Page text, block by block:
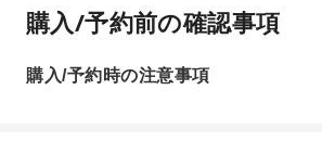
購入/予約前の確認事項
購入/予約時の注意事項